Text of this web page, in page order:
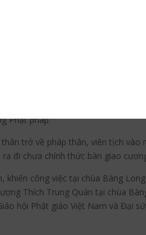
trì Như Lai tạng đã chú trọng
tu học tại chùa Bàng Long và
tôn thờ tại các ngôi chùa mà
Thanh Quang và chùa Long
rất nhiều người ở nhiều nơi
tại Lào, có hiệu là “Chùa Trung
Trung Quán đã tạm thời giao
Phật pháp.
trở về pháp thân, viên tịch vào
đi chưa chính thức bàn giao
công việc tại chùa Bàng
Thích Trung Quán tại chùa
hội Phật giáo Việt Nam và Đại